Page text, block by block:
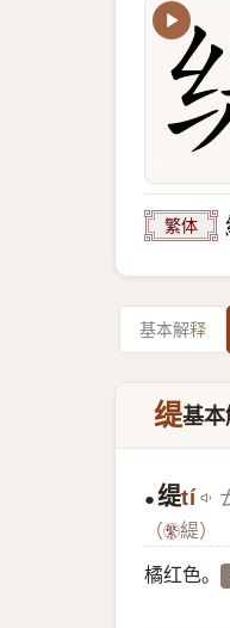
繁体
基本解释
缇基
● 缇tí
（
緹）
橘红色。